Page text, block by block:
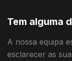
Tem alguma
A nossa equipa
esclarecer as